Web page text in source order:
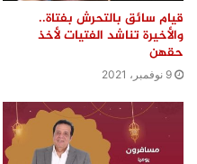
قيام سائق بالتحرش بفتاة..
والأخيرة تناشد الفتيات لأخذ
حقهن
9 نوفمبر، 2021